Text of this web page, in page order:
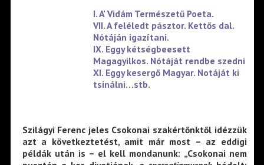
I. A’ Vidám Természetű Poeta.
VII. A feléledt pásztor. Kettős dal.
Nótáján igazítani.
IX. Eggy kétségbeesett
Magagyilkos. Nótáját rendbe szedni
XI. Eggy kesergő Magyar. Notáját ki
tsinálni…stb.
Szilágyi Ferenc jeles Csokonai szakértőnktől idézzük
azt a következtetést, amit már most – az eddigi
példák után is – el kell mondanunk: „Csokonai nem